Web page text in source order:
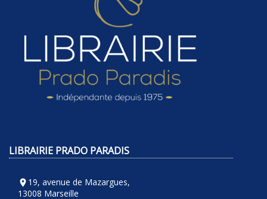
LIBRAIRIE PRADO PARADIS
room 19, avenue de Mazargues,
13008 Marseille